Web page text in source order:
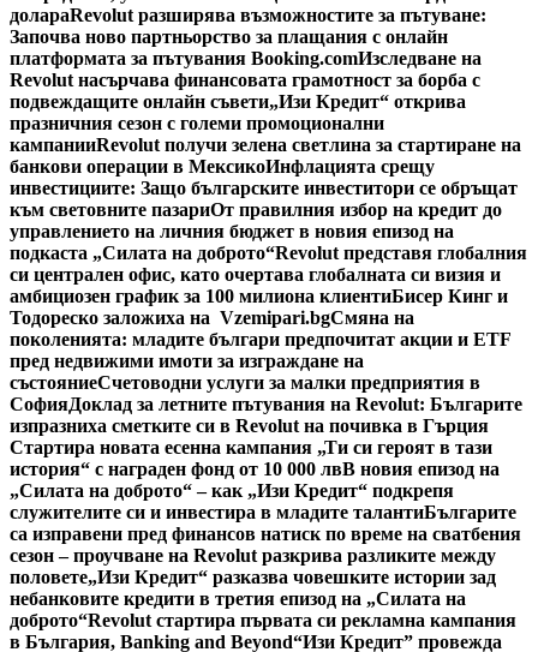
долараRevolut разширява възможностите за пътуване:
Започва ново партньорство за плащания с онлайн
платформата за пътувания Booking.comИзследване на
Revolut насърчава финансовата грамотност за борба с
подвеждащите онлайн съвети„Изи Кредит“ открива
празничния сезон с големи промоционални
кампанииRevolut получи зелена светлина за стартиране на
банкови операции в МексикоИнфлацията срещу
инвестициите: Защо българските инвеститори се обръщат
към световните пазариОт правилния избор на кредит до
управлението на личния бюджет в новия епизод на
подкаста „Силата на доброто“Revolut представя глобалния
си централен офис, като очертава глобалната си визия и
амбициозен график за 100 милиона клиентиБисер Кинг и
Тодореско заложиха на Vzemipari.bgСмяна на
поколенията: младите българи предпочитат акции и ETF
пред недвижими имоти за изграждане на
състояниеСчетоводни услуги за малки предприятия в
СофияДоклад за летните пътувания на Revolut: Българите
изпразниха сметките си в Revolut на почивка в Гърция
Стартира новата есенна кампания „Ти си героят в тази
история“ с награден фонд от 10 000 лвВ новия епизод на
„Силата на доброто“ – как „Изи Кредит“ подкрепя
служителите си и инвестира в младите талантиБългарите
са изправени пред финансов натиск по време на сватбения
сезон – проучване на Revolut разкрива разликите между
половете„Изи Кредит“ разказва човешките истории зад
небанковите кредити в третия епизод на „Силата на
доброто“Revolut стартира първата си рекламна кампания
в България, Banking and Beyond“Изи Кредит” провежда